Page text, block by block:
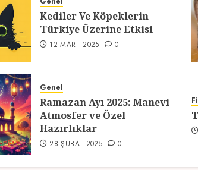
Kediler Ve Köpeklerin
Türkiye Üzerine Etkisi
12 MART 2025 0
Genel
Ramazan Ayı 2025: Manevi
Atmosfer ve Özel
Hazırlıklar
28 ŞUBAT 2025 0